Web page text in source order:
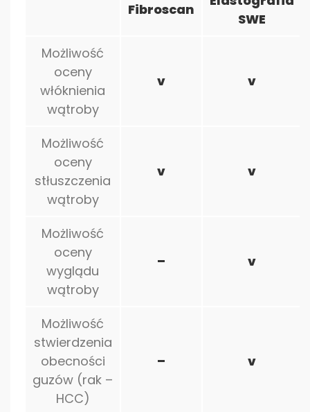
Fibroscan
SWE
Możliwość
oceny
włóknienia
wątroby
v v
Możliwość
oceny
stłuszczenia
wątroby
v v
Możliwość
oceny
wyglądu
wątroby
– v
Możliwość
stwierdzenia
obecności
guzów (rak –
HCC)
– v